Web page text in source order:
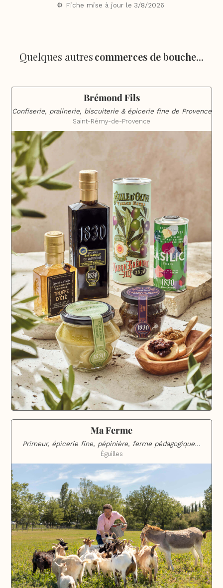
⚙️ Fiche mise à jour le 3/8/2026
Quelques autrescommerces de bouche...
Brémond Fils
Confiserie, pralinerie, biscuiterie & épicerie fine de Provence
Saint-Rémy-de-Provence
Ma Ferme
Primeur, épicerie fine, pépinière, ferme pédagogique…
Éguilles